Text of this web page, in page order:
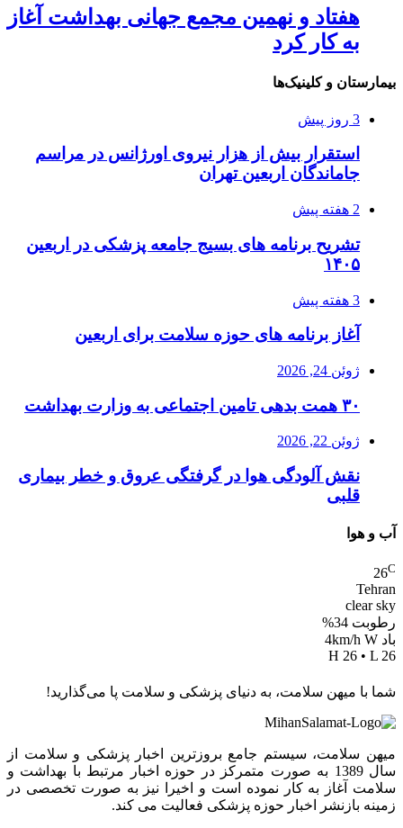
هفتاد و نهمین مجمع جهانی بهداشت آغاز
به کار کرد
بیمارستان و کلینیک‌ها
3 روز پیش
استقرار بیش از هزار نیروی اورژانس در مراسم
جاماندگان اربعین تهران
2 هفته پیش
تشریح برنامه های بسیج جامعه پزشکی در اربعین
۱۴۰۵
3 هفته پیش
آغاز برنامه های حوزه سلامت برای اربعین
ژوئن 24, 2026
۳۰ همت بدهی تامین اجتماعی به وزارت بهداشت
ژوئن 22, 2026
نقش آلودگی هوا در گرفتگی عروق و خطر بیماری
قلبی
آب و هوا
26C
Tehran
clear sky
رطوبت 34%
باد 4km/h W
H 26 • L 26
شما با میهن سلامت، به دنیای پزشکی و سلامت پا می‌گذارید!
میهن سلامت، سیستم جامع بروزترین اخبار پزشکی و سلامت از
سال 1389 به صورت متمرکز در حوزه اخبار مرتبط با بهداشت و
سلامت آغاز به کار نموده است و اخیرا نیز به صورت تخصصی در
زمینه بازنشر اخبار حوزه پزشکی فعالیت می کند.